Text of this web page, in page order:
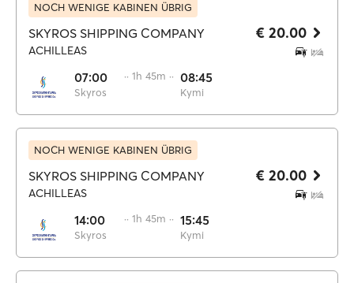
NOCH WENIGE KABINEN ÜBRIG
SKYROS SHIPPING COMPANY
ACHILLEAS
07:00
Skyros
·· 1h 45m ·· 08:45
Kymi
€ 20.00
NOCH WENIGE KABINEN ÜBRIG
SKYROS SHIPPING COMPANY
ACHILLEAS
14:00
Skyros
·· 1h 45m ·· 15:45
Kymi
€ 20.00